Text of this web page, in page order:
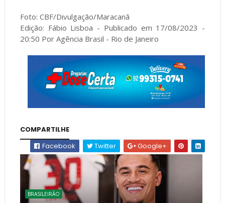
Foto: CBF/Divulgação/Maracanã
Edição: Fábio Lisboa - Publicado em 17/08/2023 -
20:50 Por Agência Brasil - Rio de Janeiro
COMPARTILHE
Facebook
Twitter Google+
BRASILEIRÃO